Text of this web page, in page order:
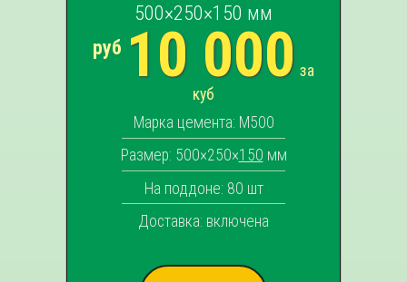
500×250×150 мм
руб 10 000 за
куб
Марка цемента: М500
Размер: 500×250×150 мм
На поддоне: 80 шт
Доставка: включена